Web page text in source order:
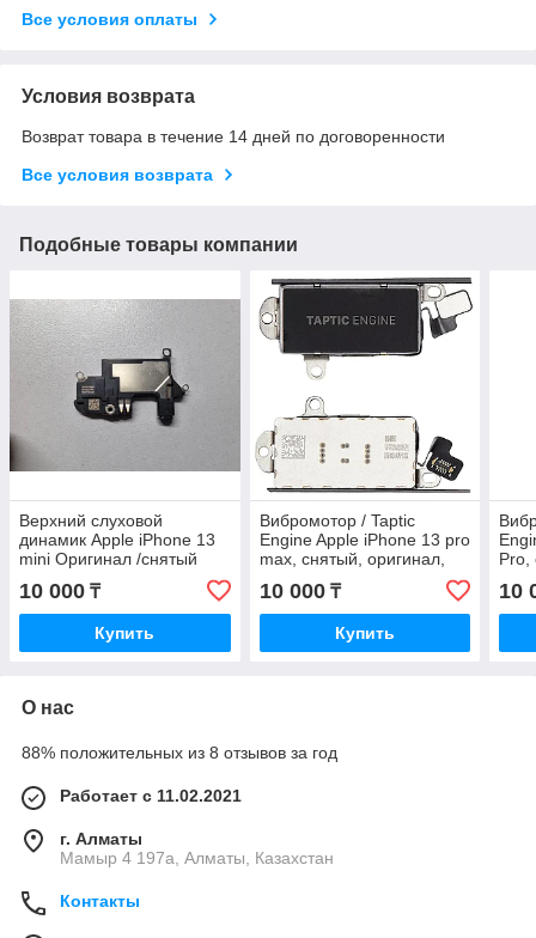
Все условия оплаты
Условия возврата
Возврат товара в течение 14 дней по договоренности
Все условия возврата
Подобные товары компании
Верхний слуховой
динамик Apple iPhone 13
mini Оригинал /снятый
10 000 ₸
Купить
Вибромотор / Taptic
Engine Apple iPhone 13 pro
max, снятый, оригинал,
10 000₸
Купить
Pro,
10
О нас
88% положительных из 8 отзывов за год
Работает с 11.02.2021
г. Алматы
Мамыр 4 197а, Алматы, Казахстан
Контакты